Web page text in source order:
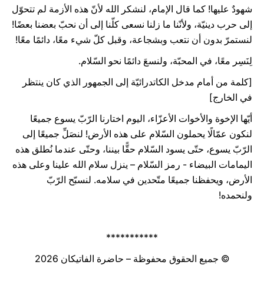
شهودٌ عليها! كما قال الإمام، لنشكر الله لأنّ هذه الأزمة لم تتحوّل
إلى حرب دينيّة، ولأنّنا ما زلنا نسعى كلّنا إلى أن نحبّ بعضنا بعضًا!
لنستمرّ بدون أن نتعب وبشجاعة، وقبل كلّ شيء معًا، دائمًا معًا!
لِنَسِر معًا، في المحبّة، ولنسعَ دائمًا نحو السّلام.
[كلمة من أمام مدخل الكاتدرائيّة إلى الجمهور الذي كان ينتظر
في الخارج]
أيّها الإخوة والأخوات الأعزّاء، اليوم اختارنا الرّبّ يسوع جميعًا
لنكون عمّالًا يحملون السّلام على هذه الأرض! لنصَلِّ جميعًا إلى
الرّبّ يسوع، حتّى يسود السّلام حقًّا بيننا، وحتّى عندما نُطلق هذه
اليمامات البيضاء - رمز السّلام – ينزل سلام الله علينا وعلى هذه
الأرض، ويحفظنا جميعًا متّحدين في سلامه. لنسبّح الرّبّ
ولنحمده!
***********
© جميع الحقوق محفوظة – حاضرة الفاتيكان 2026